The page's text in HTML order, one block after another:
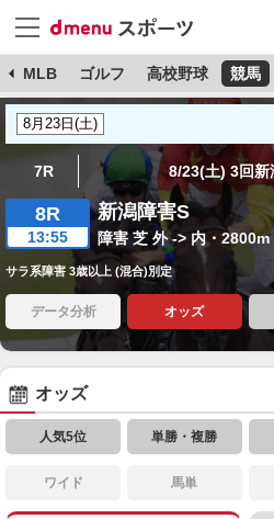
MLB ゴルフ 高校野球 競馬
7R 8/23(土) 3回新
8R
13:55
新潟障害S
障害 芝 外 -> 内・2800m
サラ系障害 3歳以上 (混合)別定
データ分析 オッズ
オッズ
人気5位 単勝・複勝
ワイド 馬単